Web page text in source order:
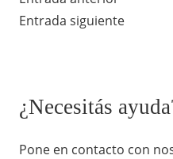
Entrada siguiente
¿Necesitás
Pone en contacto con